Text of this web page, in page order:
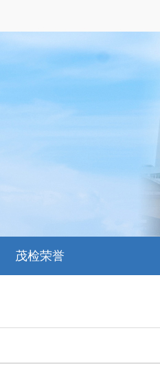
茂检荣誉